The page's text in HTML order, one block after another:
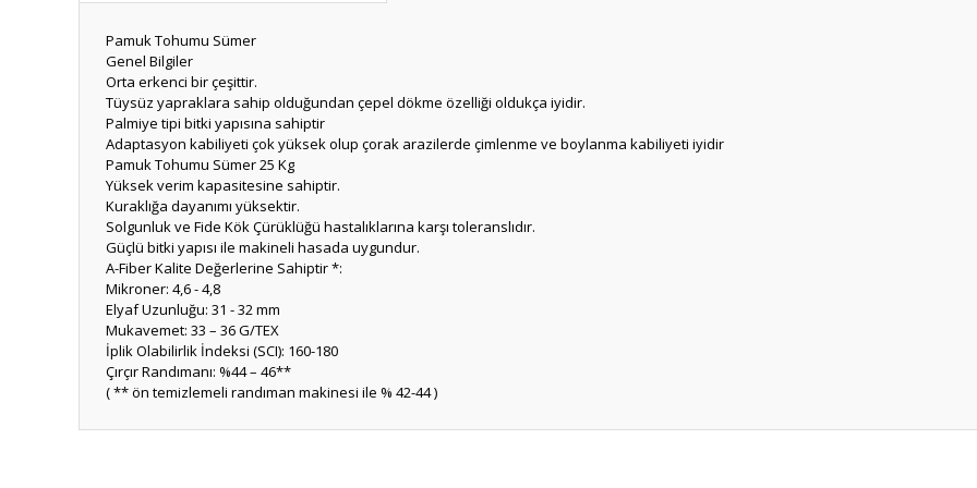
Pamuk Tohumu Sümer
Genel Bilgiler
Orta erkenci bir çeşittir.
Tüysüz yapraklara sahip olduğundan çepel dökme özelliği oldukça iyidir.
Palmiye tipi bitki yapısına sahiptir
Adaptasyon kabiliyeti çok yüksek olup çorak arazilerde çimlenme ve boylanma kabiliyeti iyidir
Pamuk Tohumu Sümer 25 Kg
Yüksek verim kapasitesine sahiptir.
Kuraklığa dayanımı yüksektir.
Solgunluk ve Fide Kök Çürüklüğü hastalıklarına karşı toleranslıdır.
Güçlü bitki yapısı ile makineli hasada uygundur.
A-Fiber Kalite Değerlerine Sahiptir *:
Mikroner: 4,6 - 4,8
Elyaf Uzunluğu: 31 - 32 mm
Mukavemet: 33 – 36 G/TEX
İplik Olabilirlik İndeksi (SCI): 160-180
Çırçır Randımanı: %44 – 46**
( ** ön temizlemeli randıman makinesi ile % 42-44 )